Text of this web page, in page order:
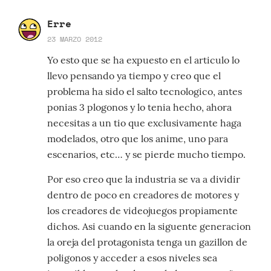
Erre
23 MARZO 2012
Yo esto que se ha expuesto en el articulo lo
llevo pensando ya tiempo y creo que el
problema ha sido el salto tecnologico, antes
ponias 3 plogonos y lo tenia hecho, ahora
necesitas a un tio que exclusivamente haga
modelados, otro que los anime, uno para
escenarios, etc… y se pierde mucho tiempo.
Por eso creo que la industria se va a dividir
dentro de poco en creadores de motores y
los creadores de videojuegos propiamente
dichos. Asi cuando en la siguente generacion
la oreja del protagonista tenga un gazillon de
poligonos y acceder a esos niveles sea